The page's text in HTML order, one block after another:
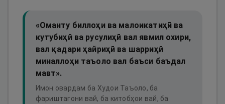
«Оманту биллоҳи ва малоикатиҳӣ ва
кутубиҳӣ ва русулиҳӣ вал явмил охири,
вал қадари ҳайриҳӣ ва шарриҳӣ
миналлоҳи таъоло вал баъси баъдал
мавт».
Имон овардам ба Худои Таъоло, ба
фариштагони вай, ба китобҳои вай, ба